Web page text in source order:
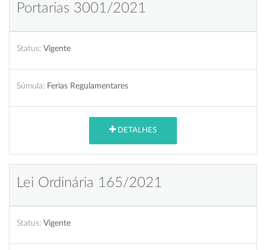
Portarias 3001/2021
Status: Vigente
Súmula: Ferias Regulamentares
DETALHES
Lei Ordinária 165/2021
Status: Vigente